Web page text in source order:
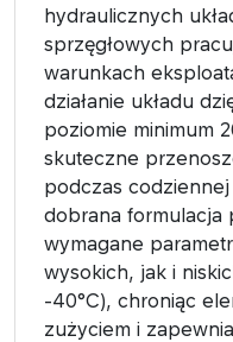
hydraulicznych
sprzęgłowych
warunkach
działanie układu
poziomie minimum
skuteczne
podczas
dobrana formulacja
wymagane
wysokich, jak i
-40°C), chroniąc
zużyciem i